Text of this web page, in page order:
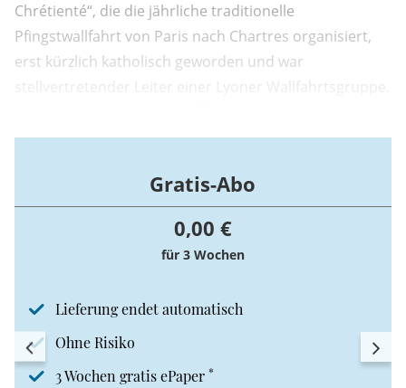
Chrétienté“, die die jährliche traditionelle
Pfingstwallfahrt von Paris nach Chartres organisiert,
erst kürzlich katholisch geworden und war
stellvertretender Leiter einer Lyoner Wallfahrtsgruppe.
Deranque zur örtlichen Gemeinde der Petrusbrüder
Obdachlosendienst seiner Gemeinde teil. ...
Gratis-Abo
0,00 €
für 3 Wochen
Lieferung endet automatisch
Ohne Risiko
3 Wochen gratis ePaper *